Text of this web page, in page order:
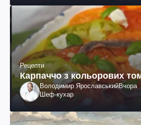
Рецепти
Карпаччо з кольорових
Володимир ЯрославськийВчора
Шеф-кухар